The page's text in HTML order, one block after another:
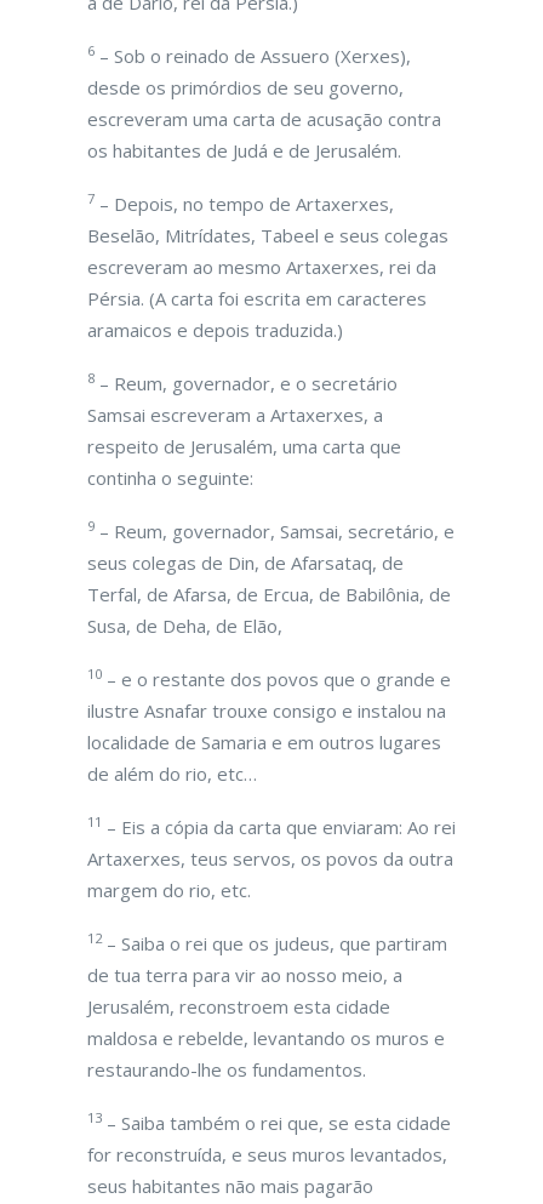
6 – Sob o reinado de Assuero (Xerxes),
desde os primórdios de seu governo,
escreveram uma carta de acusação contra
os habitantes de Judá e de Jerusalém.
7 – Depois, no tempo de Artaxerxes,
Beselão, Mitrídates, Tabeel e seus colegas
escreveram ao mesmo Artaxerxes, rei da
Pérsia. (A carta foi escrita em caracteres
aramaicos e depois traduzida.)
8 – Reum, governador, e o secretário
Samsai escreveram a Artaxerxes, a
respeito de Jerusalém, uma carta que
continha o seguinte:
9 – Reum, governador, Samsai, secretário, e
seus colegas de Din, de Afarsataq, de
Terfal, de Afarsa, de Ercua, de Babilônia, de
Susa, de Deha, de Elão,
10 – e o restante dos povos que o grande e
ilustre Asnafar trouxe consigo e instalou na
localidade de Samaria e em outros lugares
de além do rio, etc…
11 – Eis a cópia da carta que enviaram: Ao rei
Artaxerxes, teus servos, os povos da outra
margem do rio, etc.
12– Saiba o rei que os judeus, que partiram
de tua terra para vir ao nosso meio, a
Jerusalém, reconstroem esta cidade
maldosa e rebelde, levantando os muros e
restaurando-lhe os fundamentos.
13 – Saiba também o rei que, se esta cidade
for reconstruída, e seus muros levantados,
seus habitantes não mais pagarão